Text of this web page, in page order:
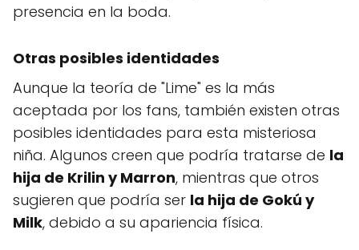
presencia en la boda.
Otras posibles identidades
Aunque la teoría de "Lime" es la más
aceptada por los fans, también existen otras
posibles identidades para esta misteriosa
niña. Algunos creen que podría tratarse de la
hija de Krilin y Marron, mientras que otros
sugieren que podría ser la hija de Gokú y
Milk, debido a su apariencia física.